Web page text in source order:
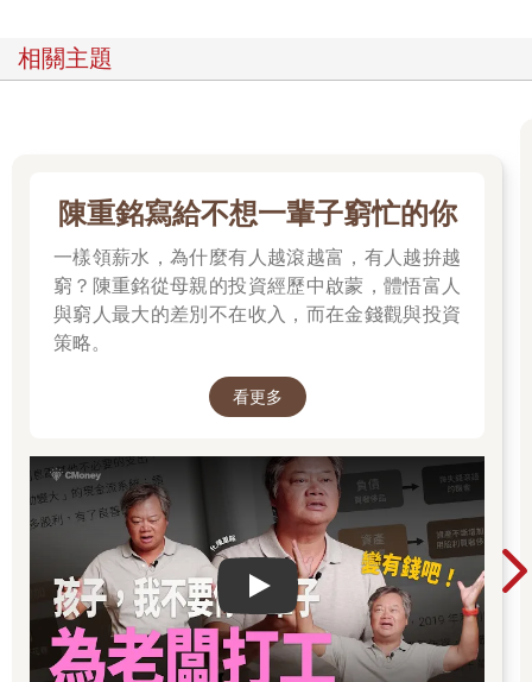
我成了那個「說話最模糊不清」的失敗領導者。
試著激勵組員、詢問他們的需求以改善工作環境，實踐了所有學
到的方法，卻完全沒效。不僅如此，我越是聆聽組員的「期
望」，團隊越是失去競爭力，化為一盤散沙。
激勵組員、傾聽需求固然重要，但如今回想起來，我當時的行為
只是在「逃避殘酷的現實，試圖打造一個大家開心的同樂會」罷
現在，我終於明白失敗的原因：因為我沒有傳達「該做的事」。
甚至在那之前，我根本沒搞懂「組員到底該做什麼」。這全是我
■「請你自由發揮」的陷阱
後來，在參與其他企業專案時，換我遇到一位「說話極其模糊」
的領導者。那位領導者的口頭禪是：「這部分請你自由發揮（視
情況調整）。」完全不交代具體細節或目標。在我聽來，我只知
道「現狀不合格」，卻不知道哪裡應該改進、又該如何調整。結
果，我憑感覺做出來的東西，往往與他的認知不符，最後我反被
貼上「工作不認真」的標籤。
還有一位領導者喜歡用「名詞」來下達指示。
相關主題
陳重銘寫給不想一輩子窮忙的你
一樣領薪水，為什麼有人越滾越富，有人越拚越
窮？陳重銘從母親的投資經歷中啟蒙，體悟富人
與窮人最大的差別不在收入，而在金錢觀與投資
策略。
看更多
Play video